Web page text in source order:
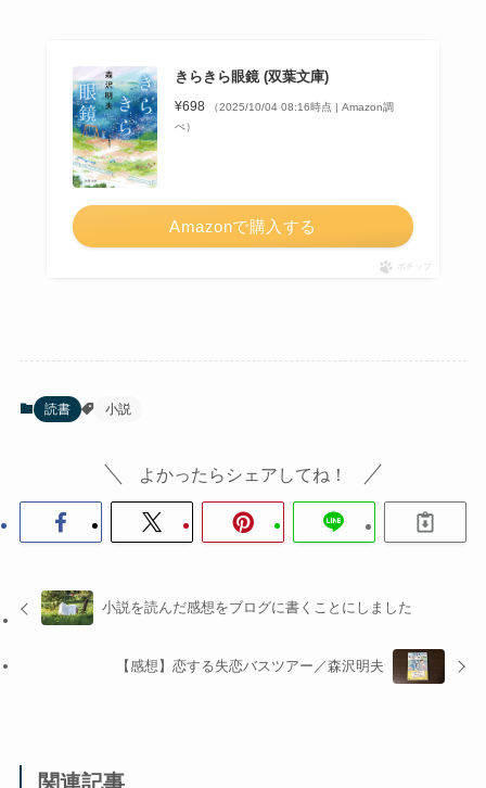
きらきら眼鏡 (双葉文庫)
¥698
（2025/10/04 08:16時点 | Amazon調
べ）
Amazonで購入する
ポチップ
読書 小説
よかったらシェアしてね！
小説を読んだ感想をブログに書くことにしました
【感想】恋する失恋バスツアー／森沢明夫
関連記事